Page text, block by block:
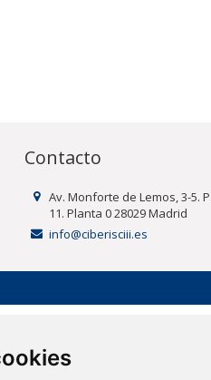
Contacto
Av. Monforte de Lemos, 3-5.
11. Planta 0 28029 Madrid
info@ciberisciii.es